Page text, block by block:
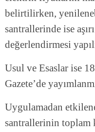
belirtilirken,
santrallerinde ise
değerlendirmesi
Usul ve Esaslar ise
Gazete’de
Uygulamadan
santrallerinin